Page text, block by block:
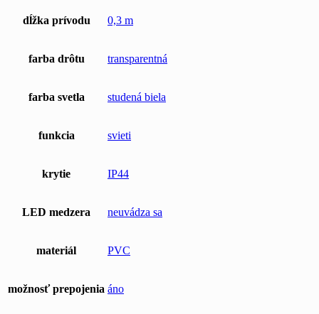
dĺžka prívodu 0,3 m
farba drôtu transparentná
farba svetla studená biela
funkcia svieti
krytie IP44
LED medzera neuvádza sa
materiál PVC
možnosť prepojenia áno